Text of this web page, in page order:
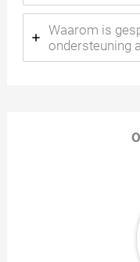
Waarom is
ondersteuning